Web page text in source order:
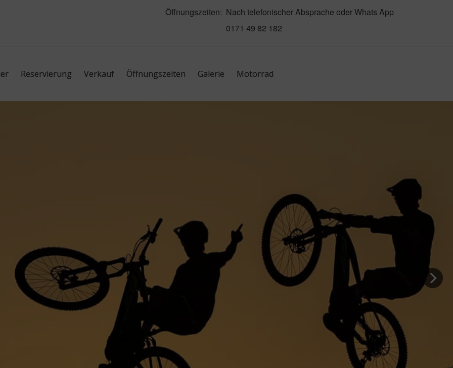
Öffnungszeiten: Nach telefonischer Absprache oder Whats App
0171 49 82 182
Reservierung Verkauf Öffnungszeiten Galerie Motorrad